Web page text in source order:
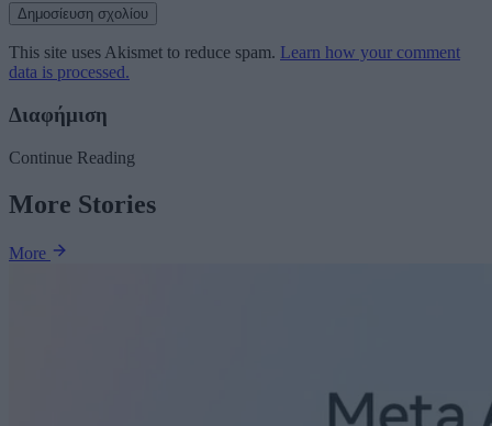
This site uses Akismet to reduce spam. Learn how your comment
data is processed.
Διαφήμιση
Continue Reading
More Stories
More